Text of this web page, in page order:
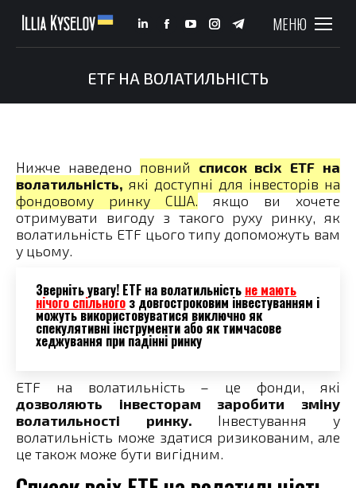
МЕНЮ
Linkedin
opens
Facebook
opens
YouTube
opens
Instagram
opens
Telegram
opens
ETF НА ВОЛАТИЛЬНІСТЬ
Нижче наведено повний список всіх ETF на
волатильність, які доступні для інвесторів на
фондовому ринку США. якщо ви хочете
отримувати вигоду з такого руху ринку, як
волатильність ETF цього типу допоможуть вам
у цьому.
Зверніть увагу! ETF на волатильність не мають
нічого спільного з довгостроковим інвестуванням і
можуть використовуватися виключно як
спекулятивні інструменти або як тимчасове
хеджування при падінні ринку
ETF на волатильність – це фонди, які
дозволяють інвесторам заробити зміну
волатильності ринку. Інвестування у
волатильність може здатися ризикованим, але
це також може бути вигідним.